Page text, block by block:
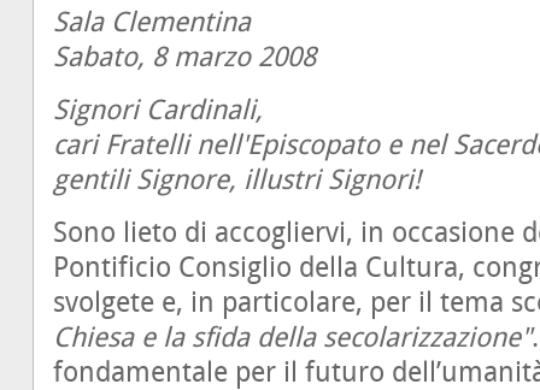
Sala Clementina
Sabato, 8 marzo 2008
Signori Cardinali,
cari Fratelli nell'Episcopato e nel
gentili Signore, illustri Signori!
Sono lieto di accogliervi, in occasione
Pontificio Consiglio della Cultura,
svolgete e, in particolare, per il tema
Chiesa e la sfida della secolarizzazione"
fondamentale per il futuro